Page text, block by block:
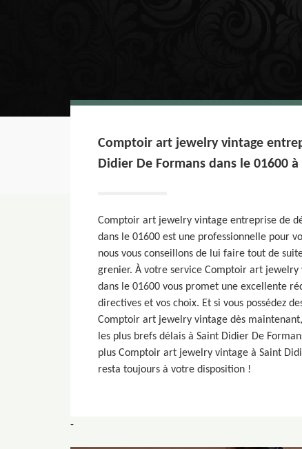
Comptoir art jewelry vintage
Didier De Formans dans le 01600
Comptoir art jewelry vintage entreprise de
dans le 01600 est une professionnelle pour
nous vous conseillons de lui faire tout de
grenier. À votre service Comptoir art jewelry
dans le 01600 vous promet une excellente
directives et vos choix. Et si vous possédez
Comptoir art jewelry vintage dès
les plus brefs délais à Saint Didier De
plus Comptoir art jewelry vintage à Saint
resta toujours à votre disposition !
-